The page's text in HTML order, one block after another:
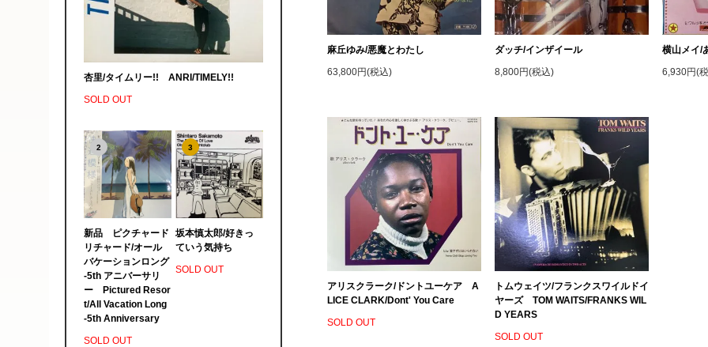
麻丘ゆみ/悪魔とわたし
63,800円(税込)
ダッチ/インザイール
8,800円(税込)
横山メイ/
6,930円(
アリスクラーク/ドントユーケア A
LICE CLARK/Dont' You Care
SOLD OUT
トムウェイツ/フランクスワイルドイ
ヤーズ TOM WAITS/FRANKS WIL
D YEARS
SOLD OUT
杏里/タイムリー!! ANRI/TIMELY!!
SOLD OUT
2
新品 ピクチャード
リチャード/オール
バケーションロング
-5th アニバーサリ
ー Pictured Resor
t/All Vacation Long
-5th Anniversary
SOLD OUT
3
坂本慎太郎/好きっ
ていう気持ち
SOLD OUT